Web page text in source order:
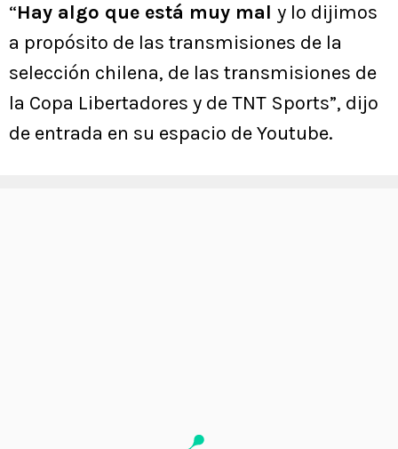
“Hay algo que está muy mal y lo dijimos
a propósito de las transmisiones de la
selección chilena, de las transmisiones de
la Copa Libertadores y de TNT Sports”, dijo
de entrada en su espacio de Youtube.